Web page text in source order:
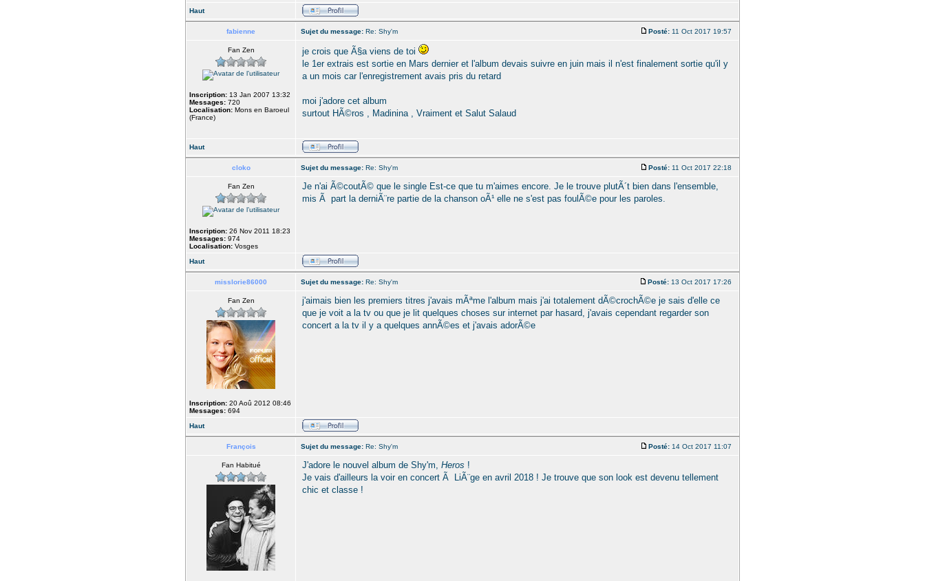
Haut
fabienne Sujet du message: Re: Shy'm Posté: 11 Oct 2017 19:57
Fan Zen
Inscription: 13 Jan 2007 13:32
Messages: 720
Localisation: Mons en Baroeul
(France)
je crois que Ã§a viens de toi
le 1er extrais est sortie en Mars dernier et l'album devais suivre en juin mais il n'est finalement sortie qu'il y
a un mois car l'enregistrement avais pris du retard
moi j'adore cet album
surtout HÃ©ros , Madinina , Vraiment et Salut Salaud
Haut
cloko Sujet du message: Re: Shy'm Posté: 11 Oct 2017 22:18
Fan Zen
Inscription: 26 Nov 2011 18:23
Messages: 974
Localisation: Vosges
Je n'ai Ã©coutÃ© que le single Est-ce que tu m'aimes encore. Je le trouve plutÃ´t bien dans l'ensemble,
mis Ã part la derniÃ¨re partie de la chanson oÃ¹ elle ne s'est pas foulÃ©e pour les paroles.
Haut
misslorie86000 Sujet du message: Re: Shy'm Posté: 13 Oct 2017 17:26
Fan Zen
Inscription: 20 Aoû 2012 08:46
Messages: 694
j'aimais bien les premiers titres j'avais mÃªme l'album mais j'ai totalement dÃ©crochÃ©e je sais d'elle ce
que je voit a la tv ou que je lit quelques choses sur internet par hasard, j'avais cependant regarder son
concert a la tv il y a quelques annÃ©es et j'avais adorÃ©e
Haut
François Sujet du message: Re: Shy'm Posté: 14 Oct 2017 11:07
Fan Habitué J'adore le nouvel album de Shy'm, Heros !
Je vais d'ailleurs la voir en concert Ã LiÃ¨ge en avril 2018 ! Je trouve que son look est devenu tellement
chic et classe !